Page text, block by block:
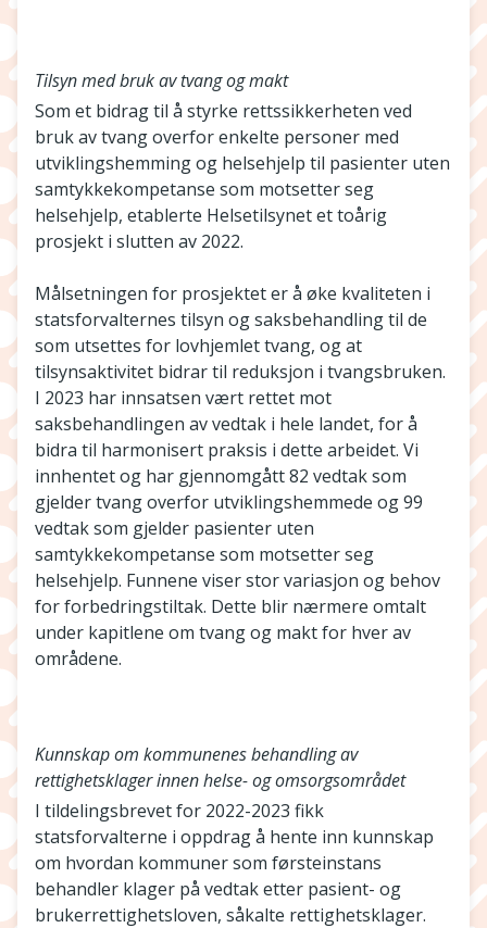
Tilsyn med bruk av tvang og makt
Som et bidrag til å styrke rettssikkerheten ved
bruk av tvang overfor enkelte personer med
utviklingshemming og helsehjelp til pasienter uten
samtykkekompetanse som motsetter seg
helsehjelp, etablerte Helsetilsynet et toårig
prosjekt i slutten av 2022.
Målsetningen for prosjektet er å øke kvaliteten i
statsforvalternes tilsyn og saksbehandling til de
som utsettes for lovhjemlet tvang, og at
tilsynsaktivitet bidrar til reduksjon i tvangsbruken.
I 2023 har innsatsen vært rettet mot
saksbehandlingen av vedtak i hele landet, for å
bidra til harmonisert praksis i dette arbeidet. Vi
innhentet og har gjennomgått 82 vedtak som
gjelder tvang overfor utviklingshemmede og 99
vedtak som gjelder pasienter uten
samtykkekompetanse som motsetter seg
helsehjelp. Funnene viser stor variasjon og behov
for forbedringstiltak. Dette blir nærmere omtalt
under kapitlene om tvang og makt for hver av
områdene.
Kunnskap om kommunenes behandling av
rettighetsklager innen helse- og omsorgsområdet
I tildelingsbrevet for 2022-2023 fikk
statsforvalterne i oppdrag å hente inn kunnskap
om hvordan kommuner som førsteinstans
behandler klager på vedtak etter pasient- og
brukerrettighetsloven, såkalte rettighetsklager.